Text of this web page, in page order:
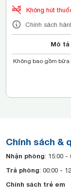
Không hút
Chính sách
Mô tả
Không bao gồm bữa
Chính sách &
Nhận phòng: 15:00 -
Trả phòng: 00:00 -
Chính sách trẻ em